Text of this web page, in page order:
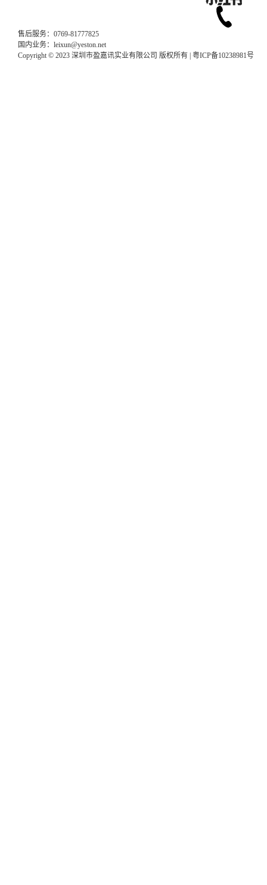
售后服务：0769-81777825
国内业务：leixun@yeston.net
Copyright © 2023 深圳市盈嘉讯实业有限公司 版权所有 | 粤ICP备10238981号